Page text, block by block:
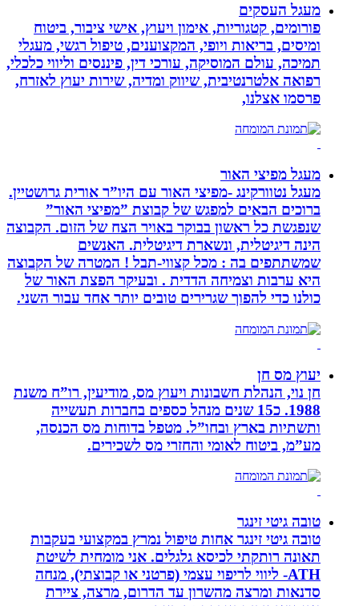
מעגל העסקים
פורומים, קטגוריות, אימון ויעוץ, אישי ציבור, ביטוח
ומיסים, בריאות ויופי, המקצוענים, טיפול רגשי, מעגלי
תמיכה, עולם המוסיקה, עורכי דין, פיננסים וליווי כלכלי,
רפואה אלטרנטיבית, שיווק ומדיה, שירות יעוץ לאזרח,
פרסמו אצלנו,
מעגל מפיצי האור
מעגל נטוורקינג -מפיצי האור עם היו”ר אורית גרושטיין.
ברוכים הבאים למפגש של קבוצת ”מפיצי האור”
שנפגשת כל ראשון בבוקר באויר הצח של הזום. הקבוצה
הינה דיגיטלית, ונשארת דיגיטלית. האנשים
שמשתתפים בה : מכל קצווי-תבל ! המטרה של הקבוצה
היא ערבות וצמיחה הדדית . ובעיקר הפצת האור של
כולנו כדי להפוך שגרירים טובים יותר אחד עבור השני.
יעוץ מס חן
חן נוי, הנהלת חשבונות ויעוץ מס, מודיעין, רו”ח משנת
1988. כ15 שנים מנהל כספים בחברות תעשייה
ותשתיות בארץ ובחו”ל. מטפל בדוחות מס הכנסה,
מע”מ, ביטוח לאומי והחזרי מס לשכירים.
טובה גיטי זינגר
טובה גיטי זינגר אחות טיפול נמרץ במקצועי בעקבות
תאונה רותקתי לכיסא גלגלים. אני מומחית לשיטת
ATH- ליווי לריפוי עצמי (פרטני או קבוצתי), מנחה
סדנאות ומרצה מהשרון עד הדרום, מרצה, ציירת